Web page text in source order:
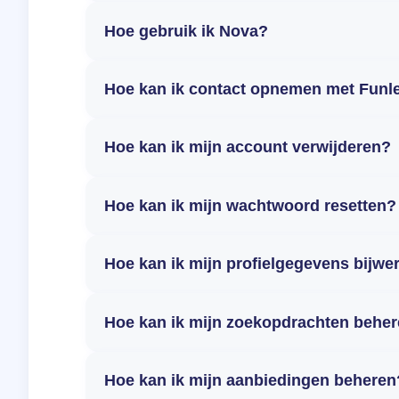
Hoe gebruik ik Nova?
Hoe kan ik contact opnemen met
Hoe kan ik mijn account verwijderen?
Hoe kan ik mijn wachtwoord resetten?
Hoe kan ik mijn profielgegevens
Hoe kan ik mijn zoekopdrachten
Hoe kan ik mijn aanbiedingen